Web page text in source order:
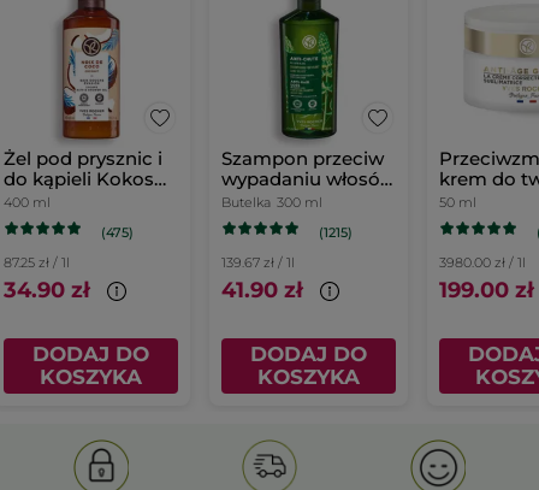
Żel pod prysznic i
do kąpieli Kokos
400 ml
400 ml
(475)
87.25 zł / 1l
34.90 zł
DODAJ DO
KOSZYKA
Szampon przeciw
wypadaniu włosów
z białym łubinem
Butelka 300 ml
(1215)
139.67 zł / 1l
41.90 zł
DODAJ DO
KOSZYKA
krem do
dzień
50 ml
3980.00 zł / 1l
199.00 zł